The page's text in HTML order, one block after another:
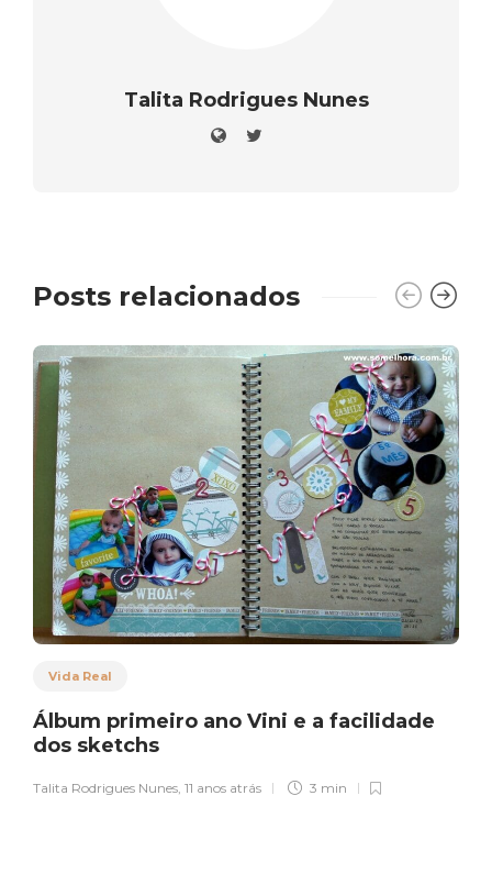
Talita Rodrigues Nunes
Posts relacionados
Vida Real
Álbum primeiro ano Vini e a facilidade
dos sketchs
Talita Rodrigues Nunes 11 anos atrás 3 min